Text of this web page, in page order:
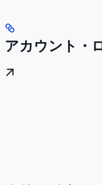
アカウント・